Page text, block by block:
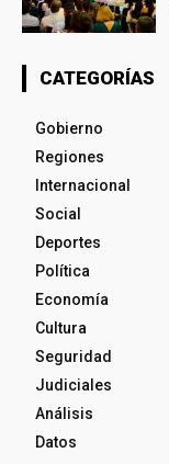
CATEGORÍAS
Gobierno
Regiones
Internacional
Social
Deportes
Política
Economía
Cultura
Seguridad
Judiciales
Análisis
Datos